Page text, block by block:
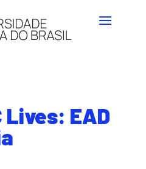
Lives: EAD